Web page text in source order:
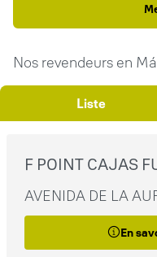
Nos revendeurs en
Liste
F POINT CAJAS
AVENIDA DE LA
En